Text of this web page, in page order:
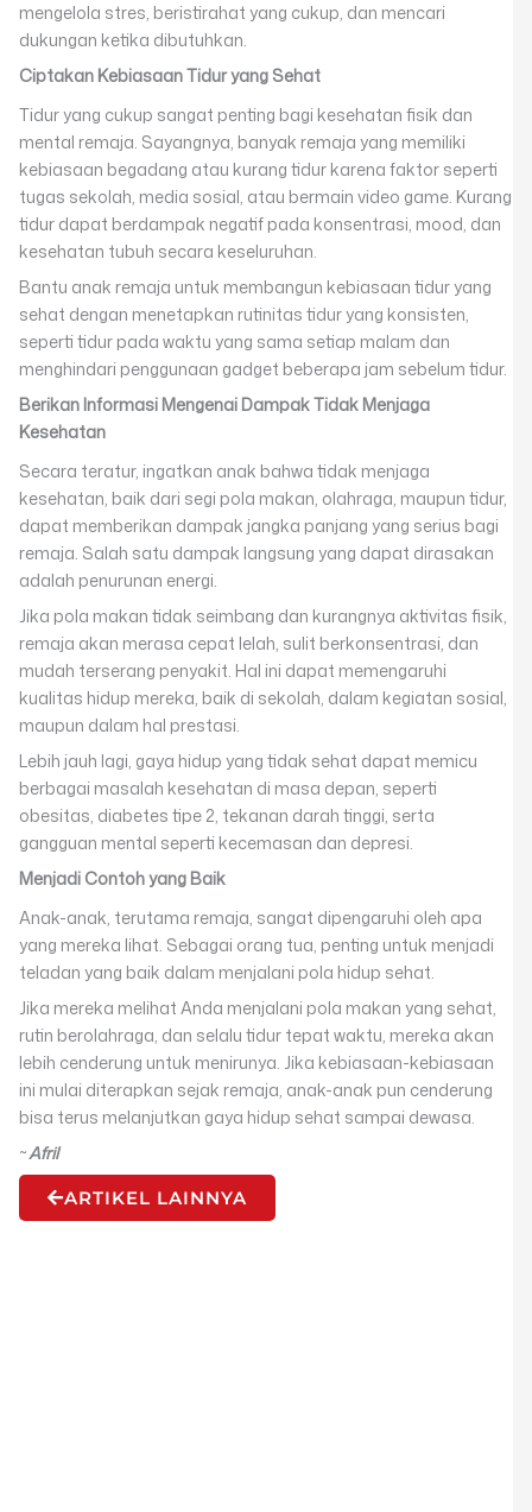
mengelola stres, beristirahat yang cukup, dan mencari
dukungan ketika dibutuhkan.
Ciptakan Kebiasaan Tidur yang Sehat
Tidur yang cukup sangat penting bagi kesehatan fisik dan
mental remaja. Sayangnya, banyak remaja yang memiliki
kebiasaan begadang atau kurang tidur karena faktor seperti
tugas sekolah, media sosial, atau bermain video game. Kurang
tidur dapat berdampak negatif pada konsentrasi, mood, dan
kesehatan tubuh secara keseluruhan.
Bantu anak remaja untuk membangun kebiasaan tidur yang
sehat dengan menetapkan rutinitas tidur yang konsisten,
seperti tidur pada waktu yang sama setiap malam dan
menghindari penggunaan gadget beberapa jam sebelum tidur.
Berikan Informasi Mengenai Dampak Tidak Menjaga
Kesehatan
Secara teratur, ingatkan anak bahwa tidak menjaga
kesehatan, baik dari segi pola makan, olahraga, maupun tidur,
dapat memberikan dampak jangka panjang yang serius bagi
remaja. Salah satu dampak langsung yang dapat dirasakan
adalah penurunan energi.
Jika pola makan tidak seimbang dan kurangnya aktivitas fisik,
remaja akan merasa cepat lelah, sulit berkonsentrasi, dan
mudah terserang penyakit. Hal ini dapat memengaruhi
kualitas hidup mereka, baik di sekolah, dalam kegiatan sosial,
maupun dalam hal prestasi.
Lebih jauh lagi, gaya hidup yang tidak sehat dapat memicu
berbagai masalah kesehatan di masa depan, seperti
obesitas, diabetes tipe 2, tekanan darah tinggi, serta
gangguan mental seperti kecemasan dan depresi.
Menjadi Contoh yang Baik
Anak-anak, terutama remaja, sangat dipengaruhi oleh apa
yang mereka lihat. Sebagai orang tua, penting untuk menjadi
teladan yang baik dalam menjalani pola hidup sehat.
Jika mereka melihat Anda menjalani pola makan yang sehat,
rutin berolahraga, dan selalu tidur tepat waktu, mereka akan
lebih cenderung untuk menirunya. Jika kebiasaan-kebiasaan
ini mulai diterapkan sejak remaja, anak-anak pun cenderung
bisa terus melanjutkan gaya hidup sehat sampai dewasa.
~Afril
ARTIKEL LAINNYA